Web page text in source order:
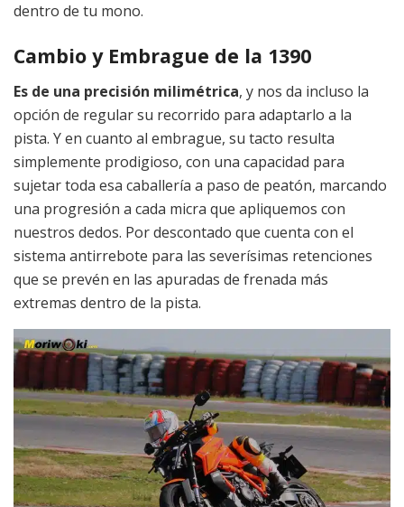
dentro de tu mono.
Cambio y Embrague de la 1390
Es de una precisión milimétrica, y nos da incluso la
opción de regular su recorrido para adaptarlo a la
pista. Y en cuanto al embrague, su tacto resulta
simplemente prodigioso, con una capacidad para
sujetar toda esa caballería a paso de peatón, marcando
una progresión a cada micra que apliquemos con
nuestros dedos. Por descontado que cuenta con el
sistema antirrebote para las severísimas retenciones
que se prevén en las apuradas de frenada más
extremas dentro de la pista.